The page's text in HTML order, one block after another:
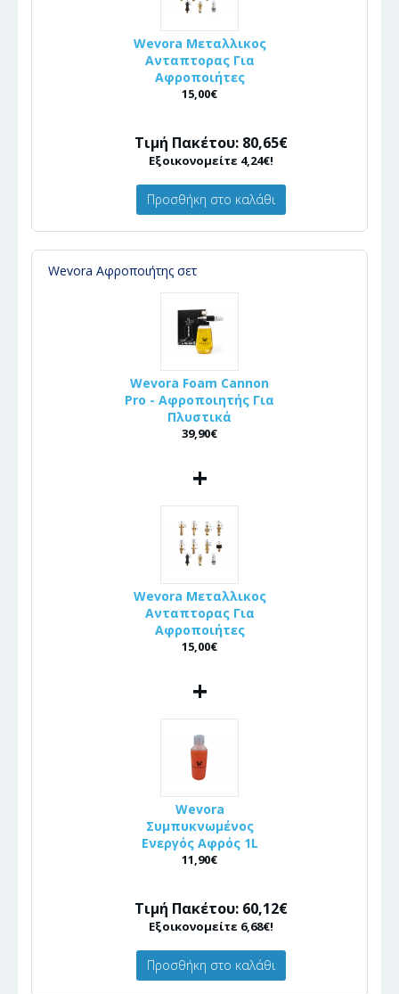
Wevora Μεταλλικος
Ανταπτορας Για
Αφροποιήτες
15,00€
Τιμή Πακέτου: 80,65€
Εξοικονομείτε 4,24€!
Προσθήκη στο καλάθι
Wevora Αφροποιήτης σετ
Wevora Foam Cannon
Pro - Αφροποιητής Για
Πλυστικά
39,90€
+
Wevora Μεταλλικος
Ανταπτορας Για
Αφροποιήτες
15,00€
+
Wevora
Συμπυκνωμένος
Ενεργός Αφρός 1L
11,90€
Τιμή Πακέτου: 60,12€
Εξοικονομείτε 6,68€!
Προσθήκη στο καλάθι